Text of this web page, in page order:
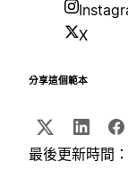
X
分享這個範本
最後更新時間